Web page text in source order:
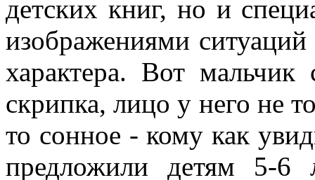
детских книг, но и
изображениями
характера. Вот
скрипка, лицо у него не
то сонное - кому как
предложили детям 5-6